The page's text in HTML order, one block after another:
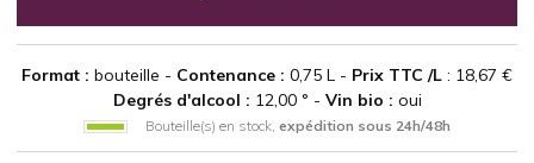
Format : bouteille - Contenance : 0,75 L - Prix TTC /L : 18,67 €
Degrés d'alcool : 12,00 ° - Vin bio : oui
Bouteille(s) en stock, expédition sous 24h/48h